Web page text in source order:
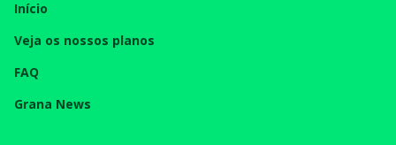
Início
Veja os nossos planos
FAQ
Grana News